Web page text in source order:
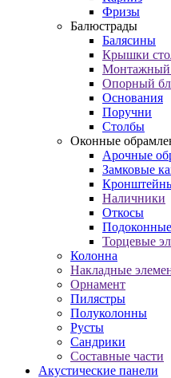
Фризы
Балюстрады
Балясины
Крышки
Монтажный
Опорный
Основания
Поручни
Столбы
Оконные
Арочные
Замковые
Наличники
Откосы
Торцевые
Колонна
Накладные
Орнамент
Пилястры
Полуколонны
Русты
Сандрики
Составные части
Акустические панели